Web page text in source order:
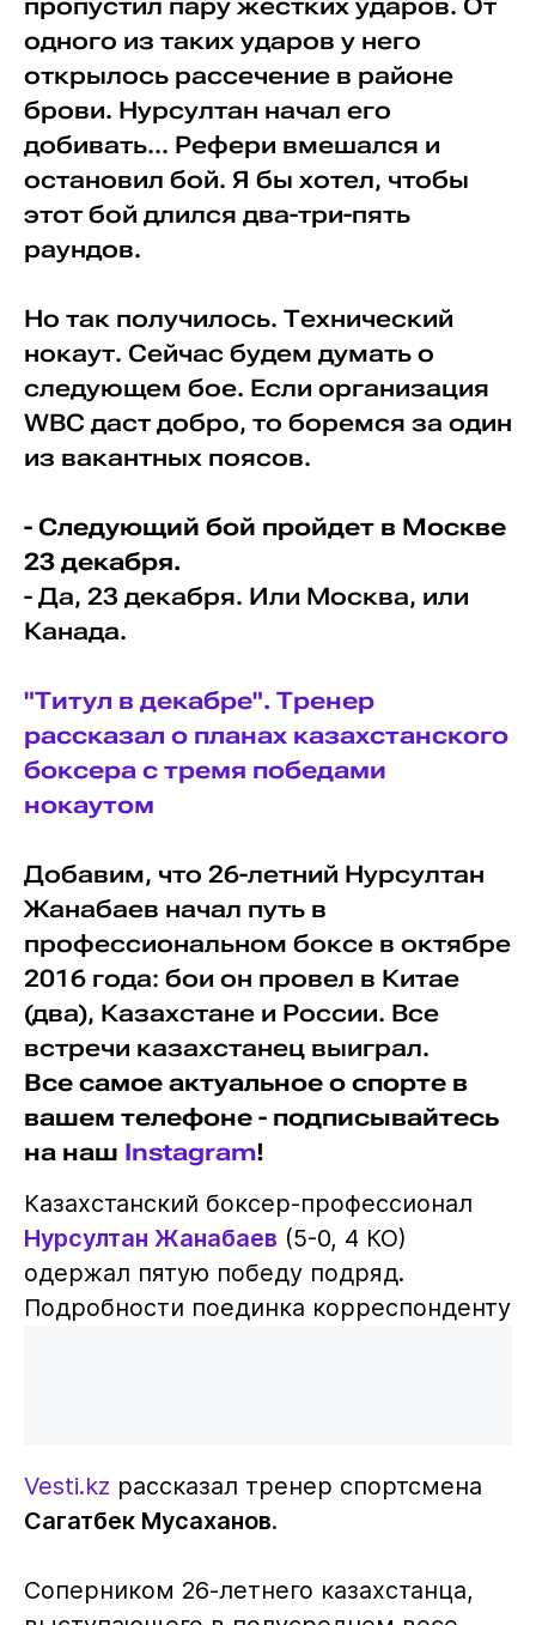
пропустил пару жестких ударов. От
одного из таких ударов у него
открылось рассечение в районе
брови. Нурсултан начал его
добивать... Рефери вмешался и
остановил бой. Я бы хотел, чтобы
этот бой длился два-три-пять
раундов.
Но так получилось. Технический
нокаут. Сейчас будем думать о
следующем бое. Если организация
WBC даст добро, то боремся за один
из вакантных поясов.
- Следующий бой пройдет в Москве
23 декабря.
- Да, 23 декабря. Или Москва, или
Канада.
"Титул в декабре". Тренер
рассказал о планах казахстанского
боксера с тремя победами
нокаутом
Добавим, что 26-летний Нурсултан
Жанабаев начал путь в
профессиональном боксе в октябре
2016 года: бои он провел в Китае
(два), Казахстане и России. Все
встречи казахстанец выиграл.
Все самое актуальное о спорте в
вашем телефоне - подписывайтесь
на наш Instagram!
Казахстанский боксер-профессионал
Нурсултан Жанабаев (5-0, 4 КО)
одержал пятую победу подряд.
Подробности поединка корреспонденту
Vesti.kz рассказал тренер спортсмена
Сагатбек Мусаханов.
Соперником 26-летнего казахстанца,